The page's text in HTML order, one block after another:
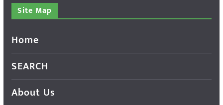
Site Map
Home
SEARCH
About Us